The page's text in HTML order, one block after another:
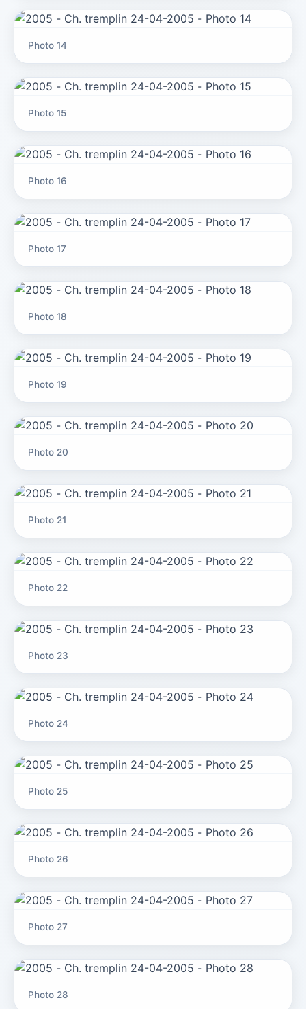
Photo 14
Photo 15
Photo 16
Photo 17
Photo 18
Photo 19
Photo 20
Photo 21
Photo 22
Photo 23
Photo 24
Photo 25
Photo 26
Photo 27
Photo 28